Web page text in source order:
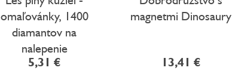
omaľovánky, 1400
diamantov na
nalepenie
5,31 €
magnetmi Dinosaury
13,41 €